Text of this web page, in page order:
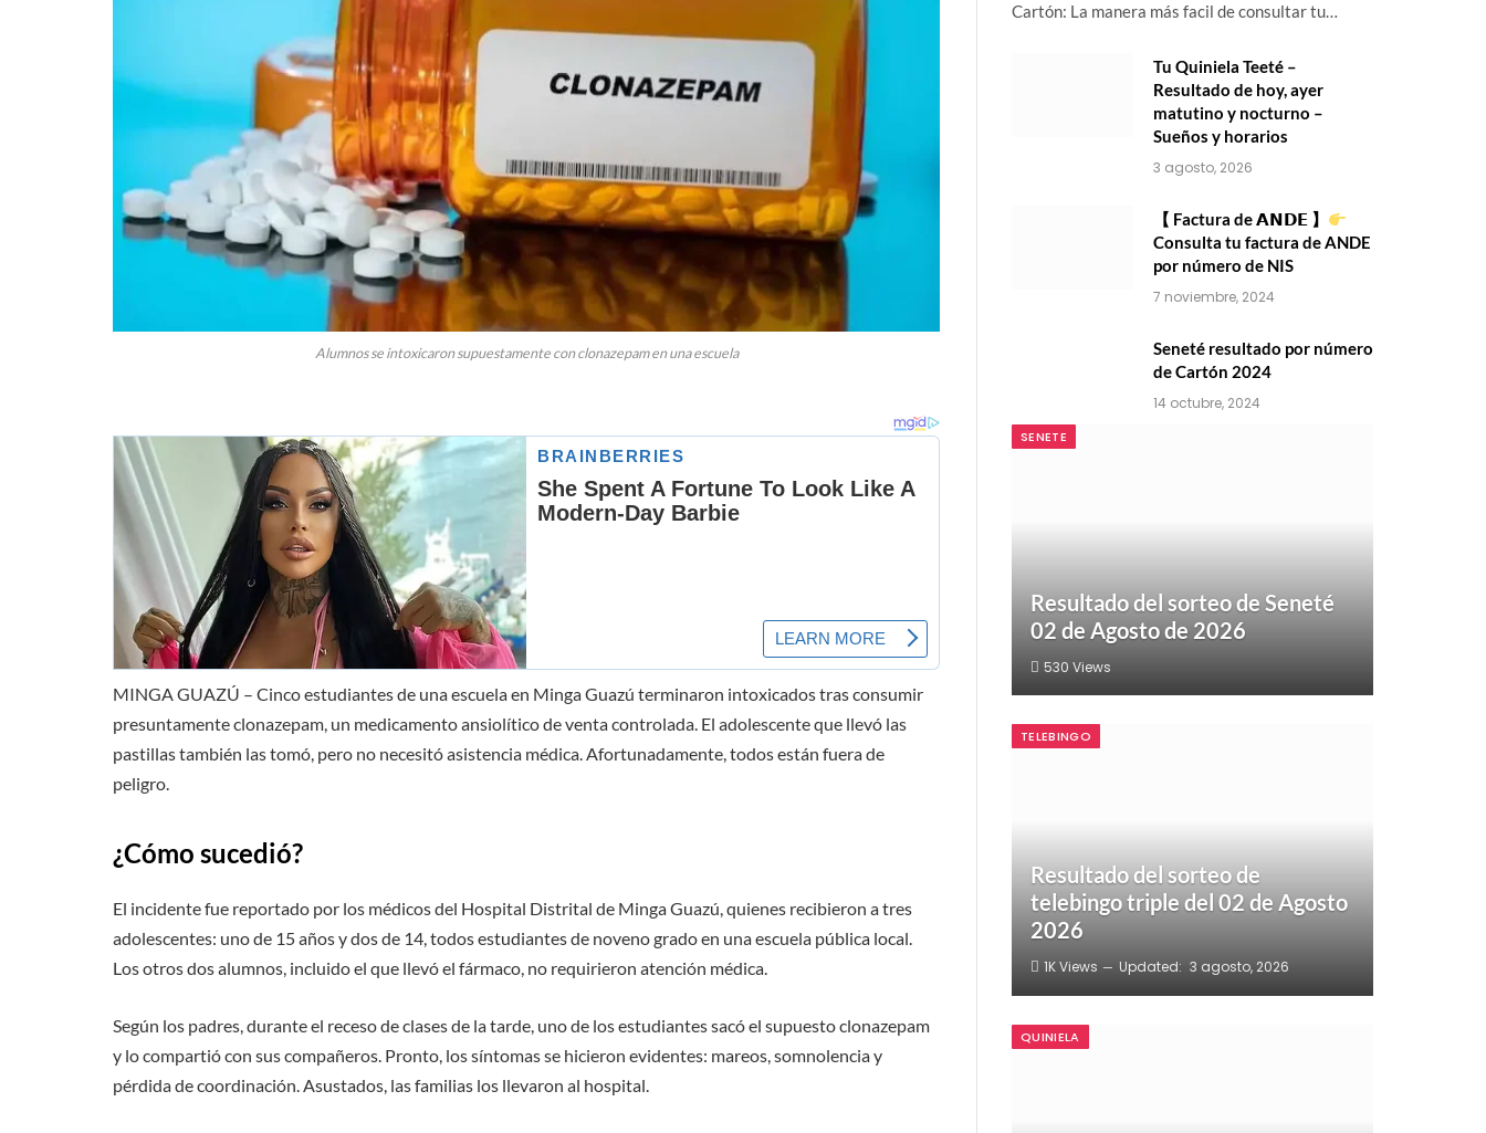
Alumnos se intoxicaron supuestamente con clonazepam en una escuela
MINGA GUAZÚ – Cinco estudiantes de una escuela en Minga Guazú terminaron intoxicados tras consumir
presuntamente clonazepam, un medicamento ansiolítico de venta controlada. El adolescente que llevó las
pastillas también las tomó, pero no necesitó asistencia médica. Afortunadamente, todos están fuera de
peligro.
¿Cómo sucedió?
El incidente fue reportado por los médicos del Hospital Distrital de Minga Guazú, quienes recibieron a tres
adolescentes: uno de 15 años y dos de 14, todos estudiantes de noveno grado en una escuela pública local.
Los otros dos alumnos, incluido el que llevó el fármaco, no requirieron atención médica.
Según los padres, durante el receso de clases de la tarde, uno de los estudiantes sacó el supuesto clonazepam
y lo compartió con sus compañeros. Pronto, los síntomas se hicieron evidentes: mareos, somnolencia y
pérdida de coordinación. Asustados, las familias los llevaron al hospital.
Cartón: La manera más facil de consultar tu…
Tu Quiniela Teeté –
Resultado de hoy, ayer
matutino y nocturno –
Sueños y horarios
3 agosto, 2026
【 Factura de 𝗔𝗡𝗗𝗘 】
Consulta tu factura de ANDE
por número de NIS
7 noviembre, 2024
Seneté resultado por número
de Cartón 2024
14 octubre, 2024
SENETE
Resultado del sorteo de Seneté
02 de Agosto de 2026
530 Views
TELEBINGO
Resultado del sorteo de
telebingo triple del 02 de Agosto
2026
1KViews Updated: 3 agosto, 2026
QUINIELA